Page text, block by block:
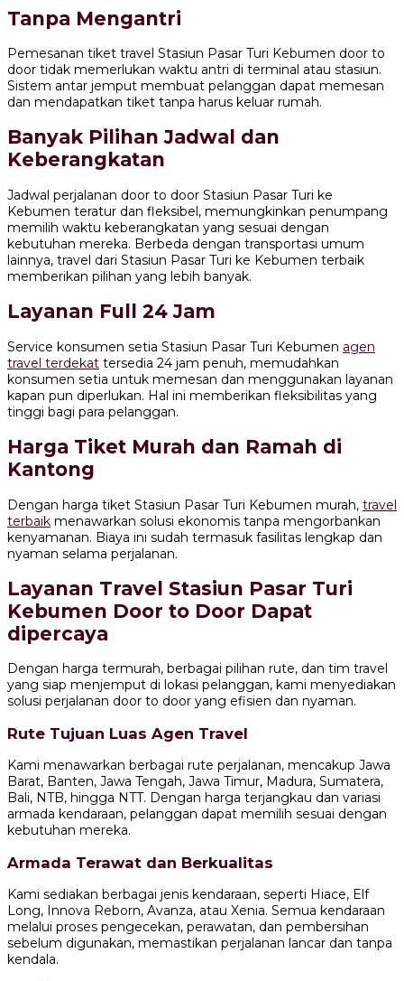
Tanpa Mengantri
Pemesanan tiket travel Stasiun Pasar Turi Kebumen door to
door tidak memerlukan waktu antri di terminal atau stasiun.
Sistem antar jemput membuat pelanggan dapat memesan
dan mendapatkan tiket tanpa harus keluar rumah.
Banyak Pilihan Jadwal dan
Keberangkatan
Jadwal perjalanan door to door Stasiun Pasar Turi ke
Kebumen teratur dan fleksibel, memungkinkan penumpang
memilih waktu keberangkatan yang sesuai dengan
kebutuhan mereka. Berbeda dengan transportasi umum
lainnya, travel dari Stasiun Pasar Turi ke Kebumen terbaik
memberikan pilihan yang lebih banyak.
Layanan Full 24 Jam
Service konsumen setia Stasiun Pasar Turi Kebumen agen
travel terdekat tersedia 24 jam penuh, memudahkan
konsumen setia untuk memesan dan menggunakan layanan
kapan pun diperlukan. Hal ini memberikan fleksibilitas yang
tinggi bagi para pelanggan.
Harga Tiket Murah dan Ramah di
Kantong
Dengan harga tiket Stasiun Pasar Turi Kebumen murah, travel
terbaik menawarkan solusi ekonomis tanpa mengorbankan
kenyamanan. Biaya ini sudah termasuk fasilitas lengkap dan
nyaman selama perjalanan.
Layanan Travel Stasiun Pasar Turi
Kebumen Door to Door Dapat
dipercaya
Dengan harga termurah, berbagai pilihan rute, dan tim travel
yang siap menjemput di lokasi pelanggan, kami menyediakan
solusi perjalanan door to door yang efisien dan nyaman.
Rute Tujuan Luas Agen Travel
Kami menawarkan berbagai rute perjalanan, mencakup Jawa
Barat, Banten, Jawa Tengah, Jawa Timur, Madura, Sumatera,
Bali, NTB, hingga NTT. Dengan harga terjangkau dan variasi
armada kendaraan, pelanggan dapat memilih sesuai dengan
kebutuhan mereka.
Armada Terawat dan Berkualitas
Kami sediakan berbagai jenis kendaraan, seperti Hiace, Elf
Long, Innova Reborn, Avanza, atau Xenia. Semua kendaraan
melalui proses pengecekan, perawatan, dan pembersihan
sebelum digunakan, memastikan perjalanan lancar dan tanpa
kendala.